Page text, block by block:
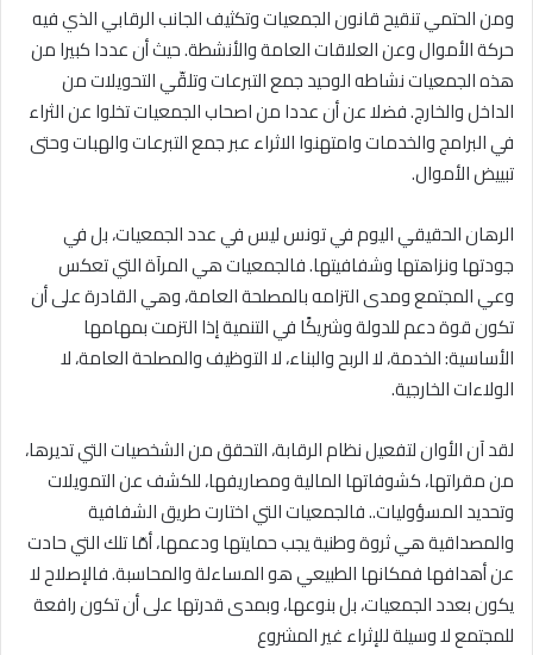
ومن الحتمي تنقيح قانون الجمعيات وتكثيف الجانب الرقابي الذي فيه
حركة الأموال وعن العلاقات العامة والأنشطة. حيث أن عددا كبيرا من
هذه الجمعيات نشاطه الوحيد جمع التبرعات وتلقّي التحويلات من
الداخل والخارج. فضلا عن أن عددا من اصحاب الجمعيات تخلوا عن الثراء
في البرامج والخدمات وامتهنوا الاثراء عبر جمع التبرعات والهبات وحتى
تبييض الأموال.
الرهان الحقيقي اليوم في تونس ليس في عدد الجمعيات، بل في
جودتها ونزاهتها وشفافيتها. فالجمعيات هي المرآة التي تعكس
وعي المجتمع ومدى التزامه بالمصلحة العامة، وهي القادرة على أن
تكون قوة دعم للدولة وشريكًا في التنمية إذا التزمت بمهامها
الأساسية: الخدمة، لا الربح والبناء، لا التوظيف والمصلحة العامة، لا
الولاءات الخارجية.
لقد آن الأوان لتفعيل نظام الرقابة، التحقق من الشخصيات التي تديرها،
من مقراتها، كشوفاتها المالية ومصاريفها، للكشف عن التمويلات
وتحديد المسؤوليات.. فالجمعيات التي اختارت طريق الشفافية
والمصداقية هي ثروة وطنية يجب حمايتها ودعمها، أمّا تلك التي حادت
عن أهدافها فمكانها الطبيعي هو المساءلة والمحاسبة. فالإصلاح لا
يكون بعدد الجمعيات، بل بنوعها، وبمدى قدرتها على أن تكون رافعة
للمجتمع لا وسيلة للإثراء غير المشروع